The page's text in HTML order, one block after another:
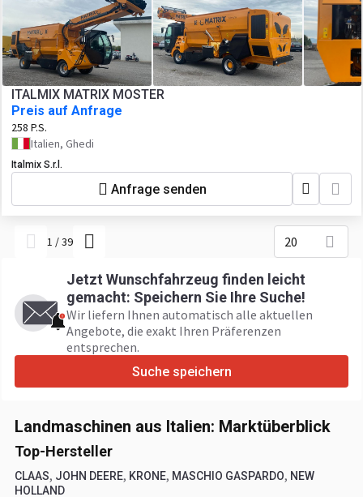
ITALMIX MATRIX MOSTER
Preis auf Anfrage
258 P.S.
Italien, Ghedi
Italmix S.r.l.
Anfrage senden
1 /39 20
Jetzt Wunschfahrzeug finden leicht
gemacht: Speichern Sie Ihre Suche!
Wir liefern Ihnen automatisch alle aktuellen
Angebote, die exakt Ihren Präferenzen
entsprechen.
Suche speichern
Landmaschinen aus Italien: Marktüberblick
Top-Hersteller
CLAAS, JOHN DEERE, KRONE, MASCHIO GASPARDO, NEW
HOLLAND